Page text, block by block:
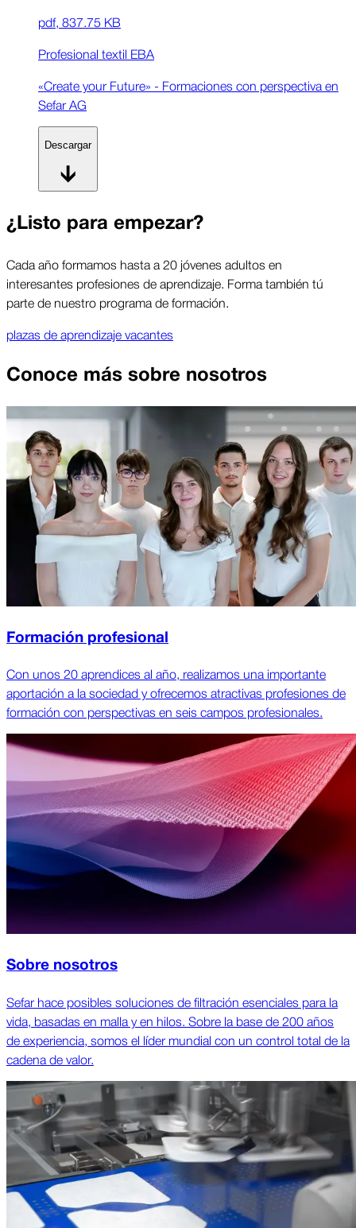
pdf, 837.75 KB
Profesional textil EBA
«Create your Future» - Formaciones con perspectiva en
Sefar AG
Descargar
¿Listo para empezar?
Cada año formamos hasta a 20 jóvenes adultos en
interesantes profesiones de aprendizaje. Forma también tú
parte de nuestro programa de formación.
plazas de aprendizaje vacantes
Conoce más sobre nosotros
Formación profesional
Con unos 20 aprendices al año, realizamos una importante
aportación a la sociedad y ofrecemos atractivas profesiones de
formación con perspectivas en seis campos profesionales.
Sobre nosotros
Sefar hace posibles soluciones de filtración esenciales para la
vida, basadas en malla y en hilos. Sobre la base de 200 años
de experiencia, somos el líder mundial con un control total de la
cadena de valor.